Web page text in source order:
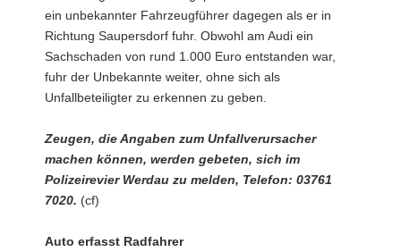
ein unbekannter Fahrzeugführer dagegen als er in
Richtung Saupersdorf fuhr. Obwohl am Audi ein
Sachschaden von rund 1.000 Euro entstanden war,
fuhr der Unbekannte weiter, ohne sich als
Unfallbeteiligter zu erkennen zu geben.
Zeugen, die Angaben zum Unfallverursacher
machen können, werden gebeten, sich im
Polizeirevier Werdau zu melden, Telefon: 03761
7020. (cf)
Auto erfasst Radfahrer